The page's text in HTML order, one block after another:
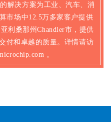
解决方案为工业、汽车、消
市场中12.5万多家客户提供
利桑那州Chandler市，提供
付和卓越的质量。详情请访
。